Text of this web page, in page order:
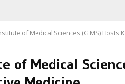
of Medical Sciences (GIMS) Hosts
of Medical